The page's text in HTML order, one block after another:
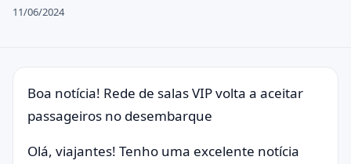
11/06/2024
Boa notícia! Rede de salas VIP volta a aceitar
passageiros no desembarque
Olá, viajantes! Tenho uma excelente notícia